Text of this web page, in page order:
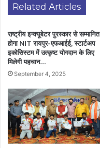
Related Articles
राष्ट्रीय इन्क्यूबेटर पुरस्कार से सम्मानित
होगा NIT रायपुर-एफआईई, स्टार्टअप
इकोसिस्टम में उत्कृष्ट योगदान के लिए
मिलेगी पहचान…
September 4, 2025